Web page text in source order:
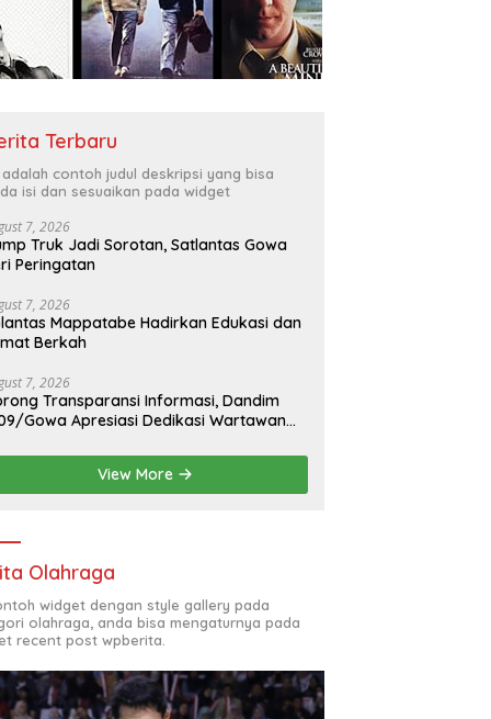
Terbaru
adalah contoh judul deskripsi yang bisa
isi dan sesuaikan pada widget
7, 2026
Truk Jadi Sorotan, Satlantas Gowa
Peringatan
7, 2026
Mappatabe Hadirkan Edukasi dan
Berkah
7, 2026
Transparansi Informasi, Dandim
Gowa Apresiasi Dedikasi Wartawan
View More
Olahraga
widget dengan style gallery pada
olahraga, anda bisa mengaturnya pada
recent post wpberita.